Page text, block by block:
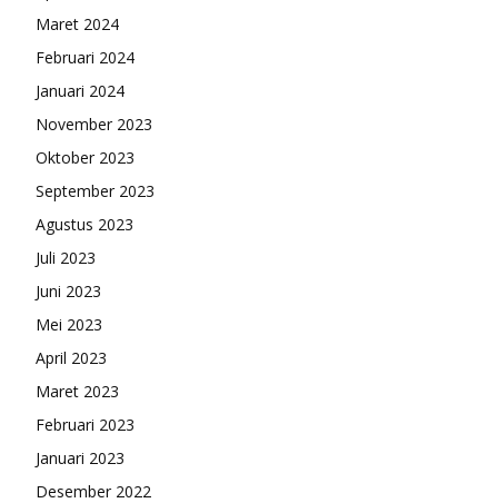
Maret 2024
Februari 2024
Januari 2024
November 2023
Oktober 2023
September 2023
Agustus 2023
Juli 2023
Juni 2023
Mei 2023
April 2023
Maret 2023
Februari 2023
Januari 2023
Desember 2022